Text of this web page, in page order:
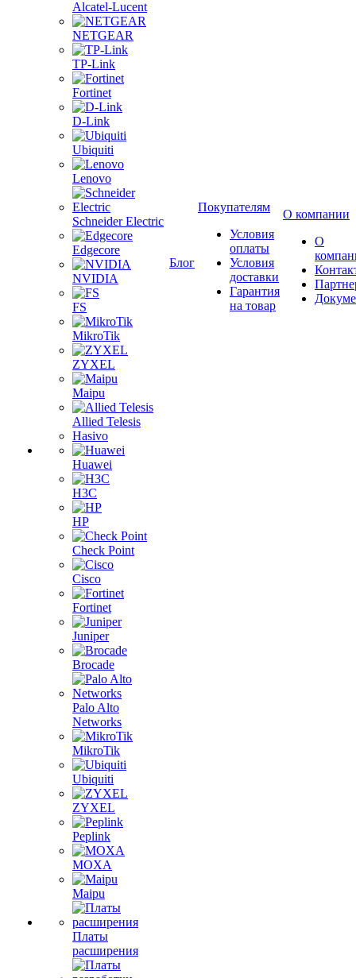
Alcatel-Lucent
NETGEAR
TP-Link
Fortinet
D-Link
Ubiquiti
Lenovo
Schneider Electric
Edgecore
NVIDIA
FS
MikroTik
ZYXEL
Maipu
Allied Telesis
Hasivo
Huawei
H3C
HP
Check Point
Cisco
Fortinet
Juniper
Brocade
Palo Alto
Networks
MikroTik
Ubiquiti
ZYXEL
Peplink
MOXA
Maipu
Платы
расширения
Блог
Покупателям
Условия
оплаты
Условия
доставки
Гарантия
на товар
О компании
О